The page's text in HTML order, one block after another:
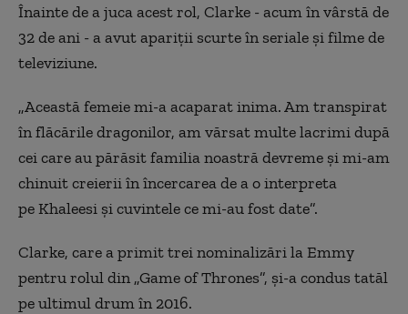
Înainte de a juca acest rol, Clarke - acum în vârstă de
32 de ani - a avut apariţii scurte în seriale şi filme de
televiziune.
„Această femeie mi-a acaparat inima. Am transpirat
în flăcările dragonilor, am vărsat multe lacrimi după
cei care au părăsit familia noastră devreme şi mi-am
chinuit creierii în încercarea de a o interpreta
pe Khaleesi şi cuvintele ce mi-au fost date”.
Clarke, care a primit trei nominalizări la Emmy
pentru rolul din „Game of Thrones”, şi-a condus tatăl
pe ultimul drum în 2016.